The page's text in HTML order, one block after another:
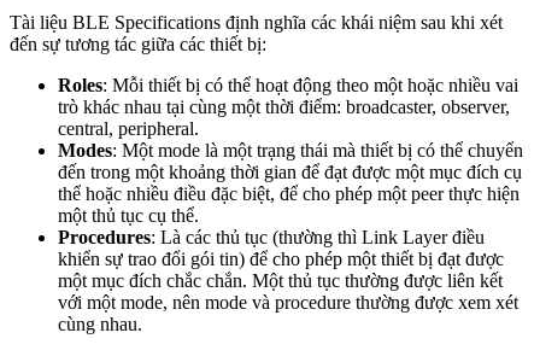
Tài liệu BLE Specifications định nghĩa các khái niệm sau khi xét
đến sự tương tác giữa các thiết bị:
Roles: Mỗi thiết bị có thể hoạt động theo một hoặc nhiều vai
trò khác nhau tại cùng một thời điểm: broadcaster, observer,
central, peripheral.
Modes: Một mode là một trạng thái mà thiết bị có thể chuyển
đến trong một khoảng thời gian để đạt được một mục đích cụ
thể hoặc nhiều điều đặc biệt, để cho phép một peer thực hiện
một thủ tục cụ thể.
Procedures: Là các thủ tục (thường thì Link Layer điều
khiển sự trao đổi gói tin) để cho phép một thiết bị đạt được
một mục đích chắc chắn. Một thủ tục thường được liên kết
với một mode, nên mode và procedure thường được xem xét
cùng nhau.